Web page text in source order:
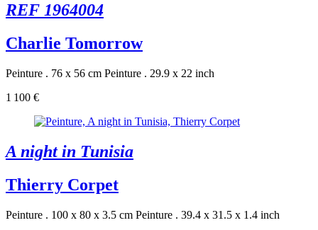
REF 1964004
Charlie Tomorrow
Peinture . 76 x 56 cm Peinture . 29.9 x 22 inch
1 100 €
A night in Tunisia
Thierry Corpet
Peinture . 100 x 80 x 3.5 cm Peinture . 39.4 x 31.5 x 1.4 inch